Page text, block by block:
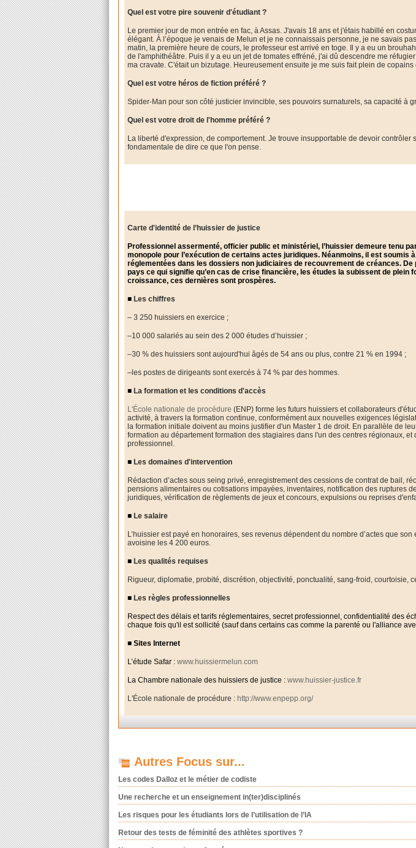
Quel est votre pire souvenir d'étudiant ?
Le premier jour de mon entrée en fac, à Assas. J'avais 18 ans et j'étais habillé en
élégant. À l’époque je venais de Melun et je ne connaissais personne, je ne savais
matin, la première heure de cours, le professeur est arrivé en toge. Il y a eu un
de l'amphithéâtre. Puis il y a eu un jet de tomates effréné, j'ai dû descendre me
ma cravate. C'était un bizutage. Heureusement ensuite je me suis fait plein de copains
Quel est votre héros de fiction préféré ?
Spider-Man pour son côté justicier invincible, ses pouvoirs surnaturels, sa capacité à
Quel est votre droit de l'homme préféré ?
La liberté d'expression, de comportement. Je trouve insupportable de devoir contrôler
fondamentale de dire ce que l'on pense.
Carte d'identité de l’huissier de justice
Professionnel assermenté, officier public et ministériel, l’huissier demeure tenu
monopole pour l’exécution de certains actes juridiques. Néanmoins, il est soumis
réglementées dans les dossiers non judiciaires de recouvrement de créances.
pays ce qui signifie qu’en cas de crise financière, les études la subissent de plein
croissance, ces dernières sont prospères.
■ Les chiffres
– 3 250 huissiers en exercice ;
–10 000 salariés au sein des 2 000 études d’huissier ;
–30 % des huissiers sont aujourd'hui âgés de 54 ans ou plus, contre 21 % en 1994 ;
–les postes de dirigeants sont exercés à 74 % par des hommes.
■ La formation et les conditions d'accès
L'École nationale de procédure (ENP) forme les futurs huissiers et collaborateurs
activité, à travers la formation continue, conformément aux nouvelles exigences
la formation initiale doivent au moins justifier d'un Master 1 de droit. En parallèle de
formation au département formation des stagiaires dans l'un des centres régionaux,
professionnel.
■ Les domaines d'intervention
Rédaction d’actes sous seing privé, enregistrement des cessions de contrat de bail,
pensions alimentaires ou cotisations impayées, inventaires, notification des ruptures
juridiques, vérification de règlements de jeux et concours, expulsions ou reprises
■ Le salaire
L’huissier est payé en honoraires, ses revenus dépendent du nombre d’actes que
avoisine les 4 200 euros.
■ Les qualités requises
Rigueur, diplomatie, probité, discrétion, objectivité, ponctualité, sang-froid, courtoisie,
■ Les règles professionnelles
Respect des délais et tarifs réglementaires, secret professionnel, confidentialité des
chaque fois qu'il est sollicité (sauf dans certains cas comme la parenté ou l'alliance
■ Sites Internet
L’étude Safar :www.huissiermelun.com
La Chambre nationale des huissiers de justice :www.huissier-justice.fr
L'École nationale de procédure :http://www.enpepp.org/
Autres Focus sur...
Les codes Dalloz et le métier de codiste
Une recherche et un enseignement in(ter)disciplinés
Les risques pour les étudiants lors de l’utilisation de l’IA
Retour des tests de féminité des athlètes sportives ?